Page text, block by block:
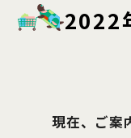
2022
現在、ご案